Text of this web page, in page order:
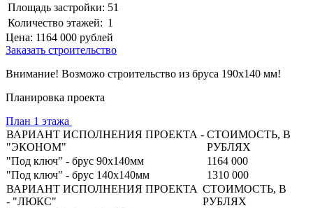
Площадь застройки: 51
Количество этажей: 1
Цена: 1164 000 рублей
Заказать строительство
Внимание! Возможо строительство из бруса 190х140 мм!
Планировка проекта
План 1 этажа
ВАРИАНТ ИСПОЛНЕНИЯ ПРОЕКТА -
"ЭКОНОМ"
СТОИМОСТЬ, В
РУБЛЯХ
"Под ключ" - брус 90х140мм
1164 000
"Под ключ" - брус 140х140мм
1310 000
ВАРИАНТ ИСПОЛНЕНИЯ ПРОЕКТА
- "ЛЮКС"
СТОИМОСТЬ, В
РУБЛЯХ